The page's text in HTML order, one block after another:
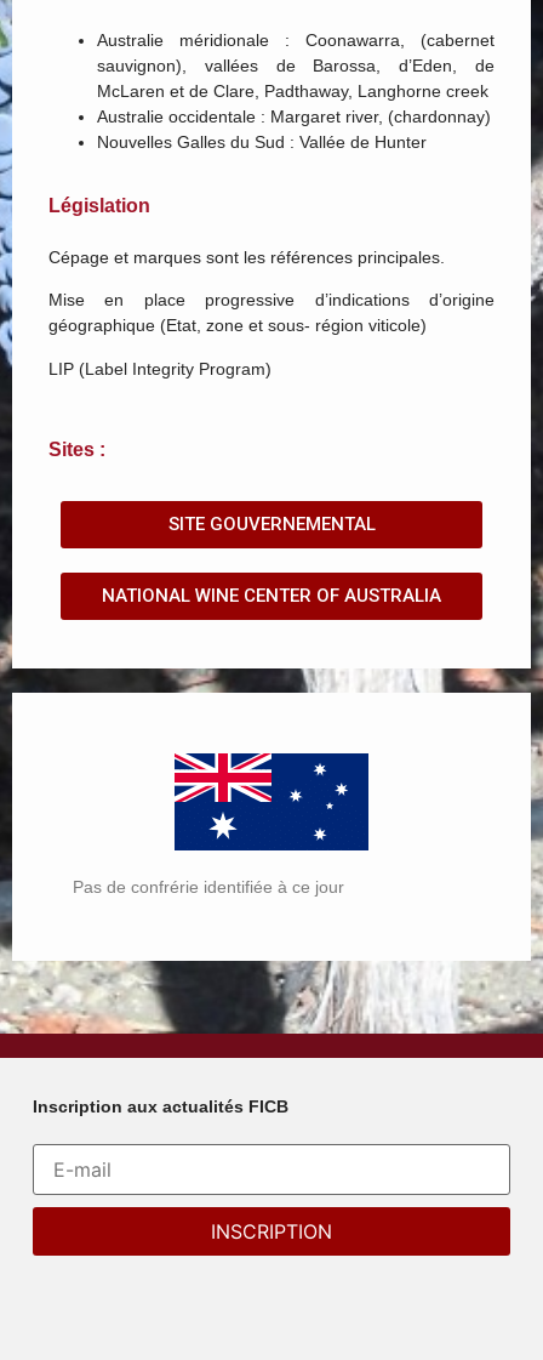
Australie méridionale : Coonawarra, (cabernet
sauvignon), vallées de Barossa, d’Eden, de
McLaren et de Clare, Padthaway, Langhorne creek
Australie occidentale : Margaret river, (chardonnay)
Nouvelles Galles du Sud : Vallée de Hunter
Législation
Cépage et marques sont les références principales.
Mise en place progressive d’indications d’origine
géographique (Etat, zone et sous- région viticole)
LIP (Label Integrity Program)
Sites :
SITE GOUVERNEMENTAL
NATIONAL WINE CENTER OF AUSTRALIA
Pas de confrérie identifiée à ce jour
Inscription aux actualités FICB